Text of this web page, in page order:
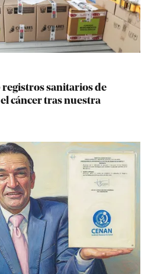
sanitarios de
cáncer tras nuestra